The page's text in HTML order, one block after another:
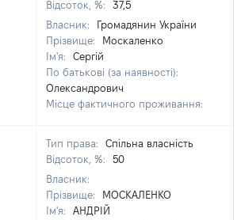
Відсоток, %:
37,5
Власник:
Громадянин України
Прізвище:
Москаленко
Ім'я:
Сергій
По батькові (за наявності):
Олександрович
Місце фактичного проживання:
Тип права:
Спільна власність
Відсоток, %:
50
Власник:
Прізвище:
МОСКАЛЕНКО
Ім'я:
АНДРІЙ